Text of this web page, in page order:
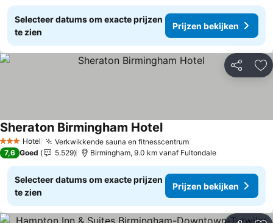
Selecteer datums om exacte prijzen
te zien
Prijzen bekijken
Delen
3 SterrenHotel Verkwikkende sauna en fitnesscentrum
Sheraton Birmingham Hotel
7,6 Goed 5.529 Birmingham, 9.0 km vanaf Fultondale
Selecteer datums om exacte prijzen
te zien
Prijzen bekijken